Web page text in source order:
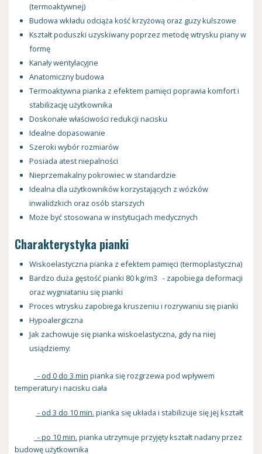
(termoaktywnej)
Budowa wkładu odciąża kość krzyżową oraz guzy kulszowe
Kształt poduszki uzyskiwany poprzez metodę wtrysku piany w
formę
Kanały wentylacyjne
Anatomiczny budowa
Termoaktywna pianka z efektem pamięci poprawia komfort i
stabilizację użytkownika
Doskonałe właściwości redukcji nacisku
Idealne dopasowanie
Szeroki wybór rozmiarów
Posiada atest niepalności
Nieprzemakalny pokrowiec w standardzie
Idealna dla użytkowników korzystających z wózków
inwalidzkich oraz osób starszych
Może być stosowana w instytucjach medycznych
Charakterystyka pianki
Wiskoelastyczna pianka z efektem pamięci (termoplastyczna)
Bardzo duża gęstość pianki 80 kg/m3 - zapobiega deformacji
oraz wygniataniu się pianki
Proces wtrysku zapobiega kruszeniu i rozrywaniu się pianki
Hypoalergiczna
Jak zachowuje się pianka wiskoelastyczna, gdy na niej
usiądziemy:
- od 0 do 3 min pianka się rozgrzewa pod wpływem
temperatury i nacisku ciała
- od 3 do 10 min. pianka się układa i stabilizuje się jej kształt
- po 10 min. pianka utrzymuje przyjęty kształt nadany przez
budowę użytkownika